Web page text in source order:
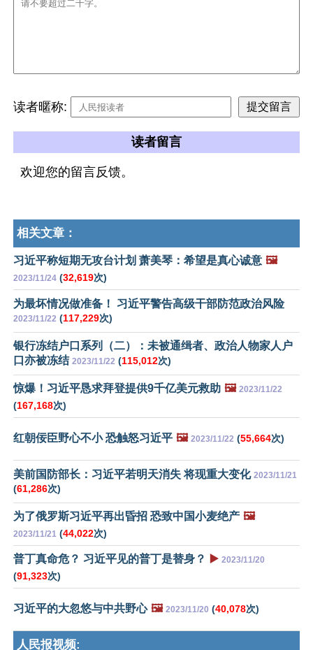
读者暱称:
读者留言
欢迎您的留言反馈。
相关文章：
习近平称短期无攻台计划 萧美琴：希望是真心诚意 🖼️
2023/11/24 (32,619次)
为最坏情况做准备！ 习近平警告高级干部防范政治风险
2023/11/22 (117,229次)
银行冻结户口系列（二）：未被通缉者、政治人物家人户
口亦被冻结 2023/11/22 (115,012次)
惊爆！习近平恳求拜登提供9千亿美元救助 🖼️ 2023/11/22
(167,168次)
红朝佞臣野心不小 恐触怒习近平 🖼️ 2023/11/22 (55,664次)
美前国防部长：习近平若明天消失 将现重大变化 2023/11/21
(61,286次)
为了俄罗斯习近平再出昏招 恐致中国小麦绝产 🖼️
2023/11/21 (44,022次)
普丁真命危？ 习近平见的普丁是替身？ ▶️ 2023/11/20
(91,323次)
习近平的大忽悠与中共野心 🖼️ 2023/11/20 (40,078次)
人民报视频: